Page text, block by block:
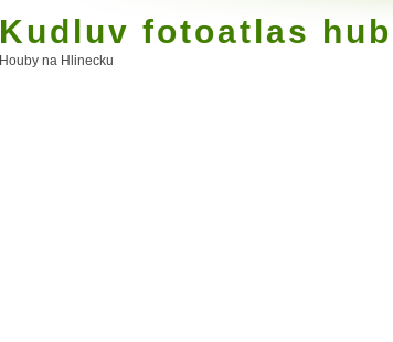
Kudluv fotoatlas hub
Houby na Hlinecku